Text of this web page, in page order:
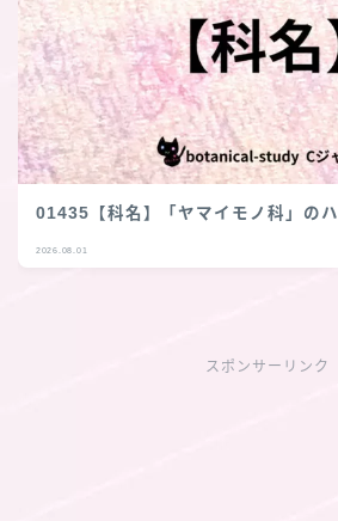
01435【科名】「ヤマイモノ科」の
2026.08.01
スポンサーリンク